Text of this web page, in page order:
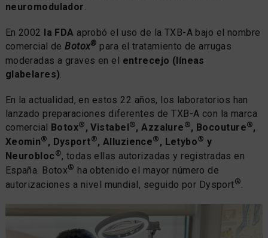
neuromodulador.
En 2002 la FDA aprobó el uso de la TXB-A bajo el nombre
comercial deBotox® para el tratamiento de arrugas
moderadas a graves en el entrecejo (líneas
glabelares).
En la actualidad, en estos 22 años, los laboratorios han
lanzado preparaciones diferentes de TXB-A con la marca
comercial
Botox® , Vistabel ®, Azzalure ®, Bocouture®,
Xeomin® , Dysport®, Alluzience® , Letybo® y
Neurobloc®, todas ellas autorizadas y registradas en
España. Botox® ha obtenido el mayor número de
autorizaciones a nivel mundial, seguido por Dysport®.